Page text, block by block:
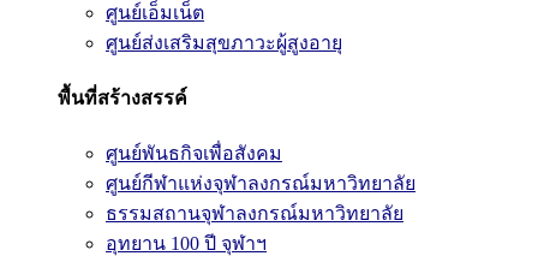
ศูนย์เอ็มเน็ต
ศูนย์ส่งเสริมสุขภาวะผู้สูงอายุ
พื้นที่สร้างสรรค์
ศูนย์พันธกิจเพื่อสังคม
ศูนย์กีฬาแห่งจุฬาลงกรณ์มหาวิทยาลัย
ธรรมสถานจุฬาลงกรณ์มหาวิทยาลัย
อุทยาน 100 ปี จุฬาฯ